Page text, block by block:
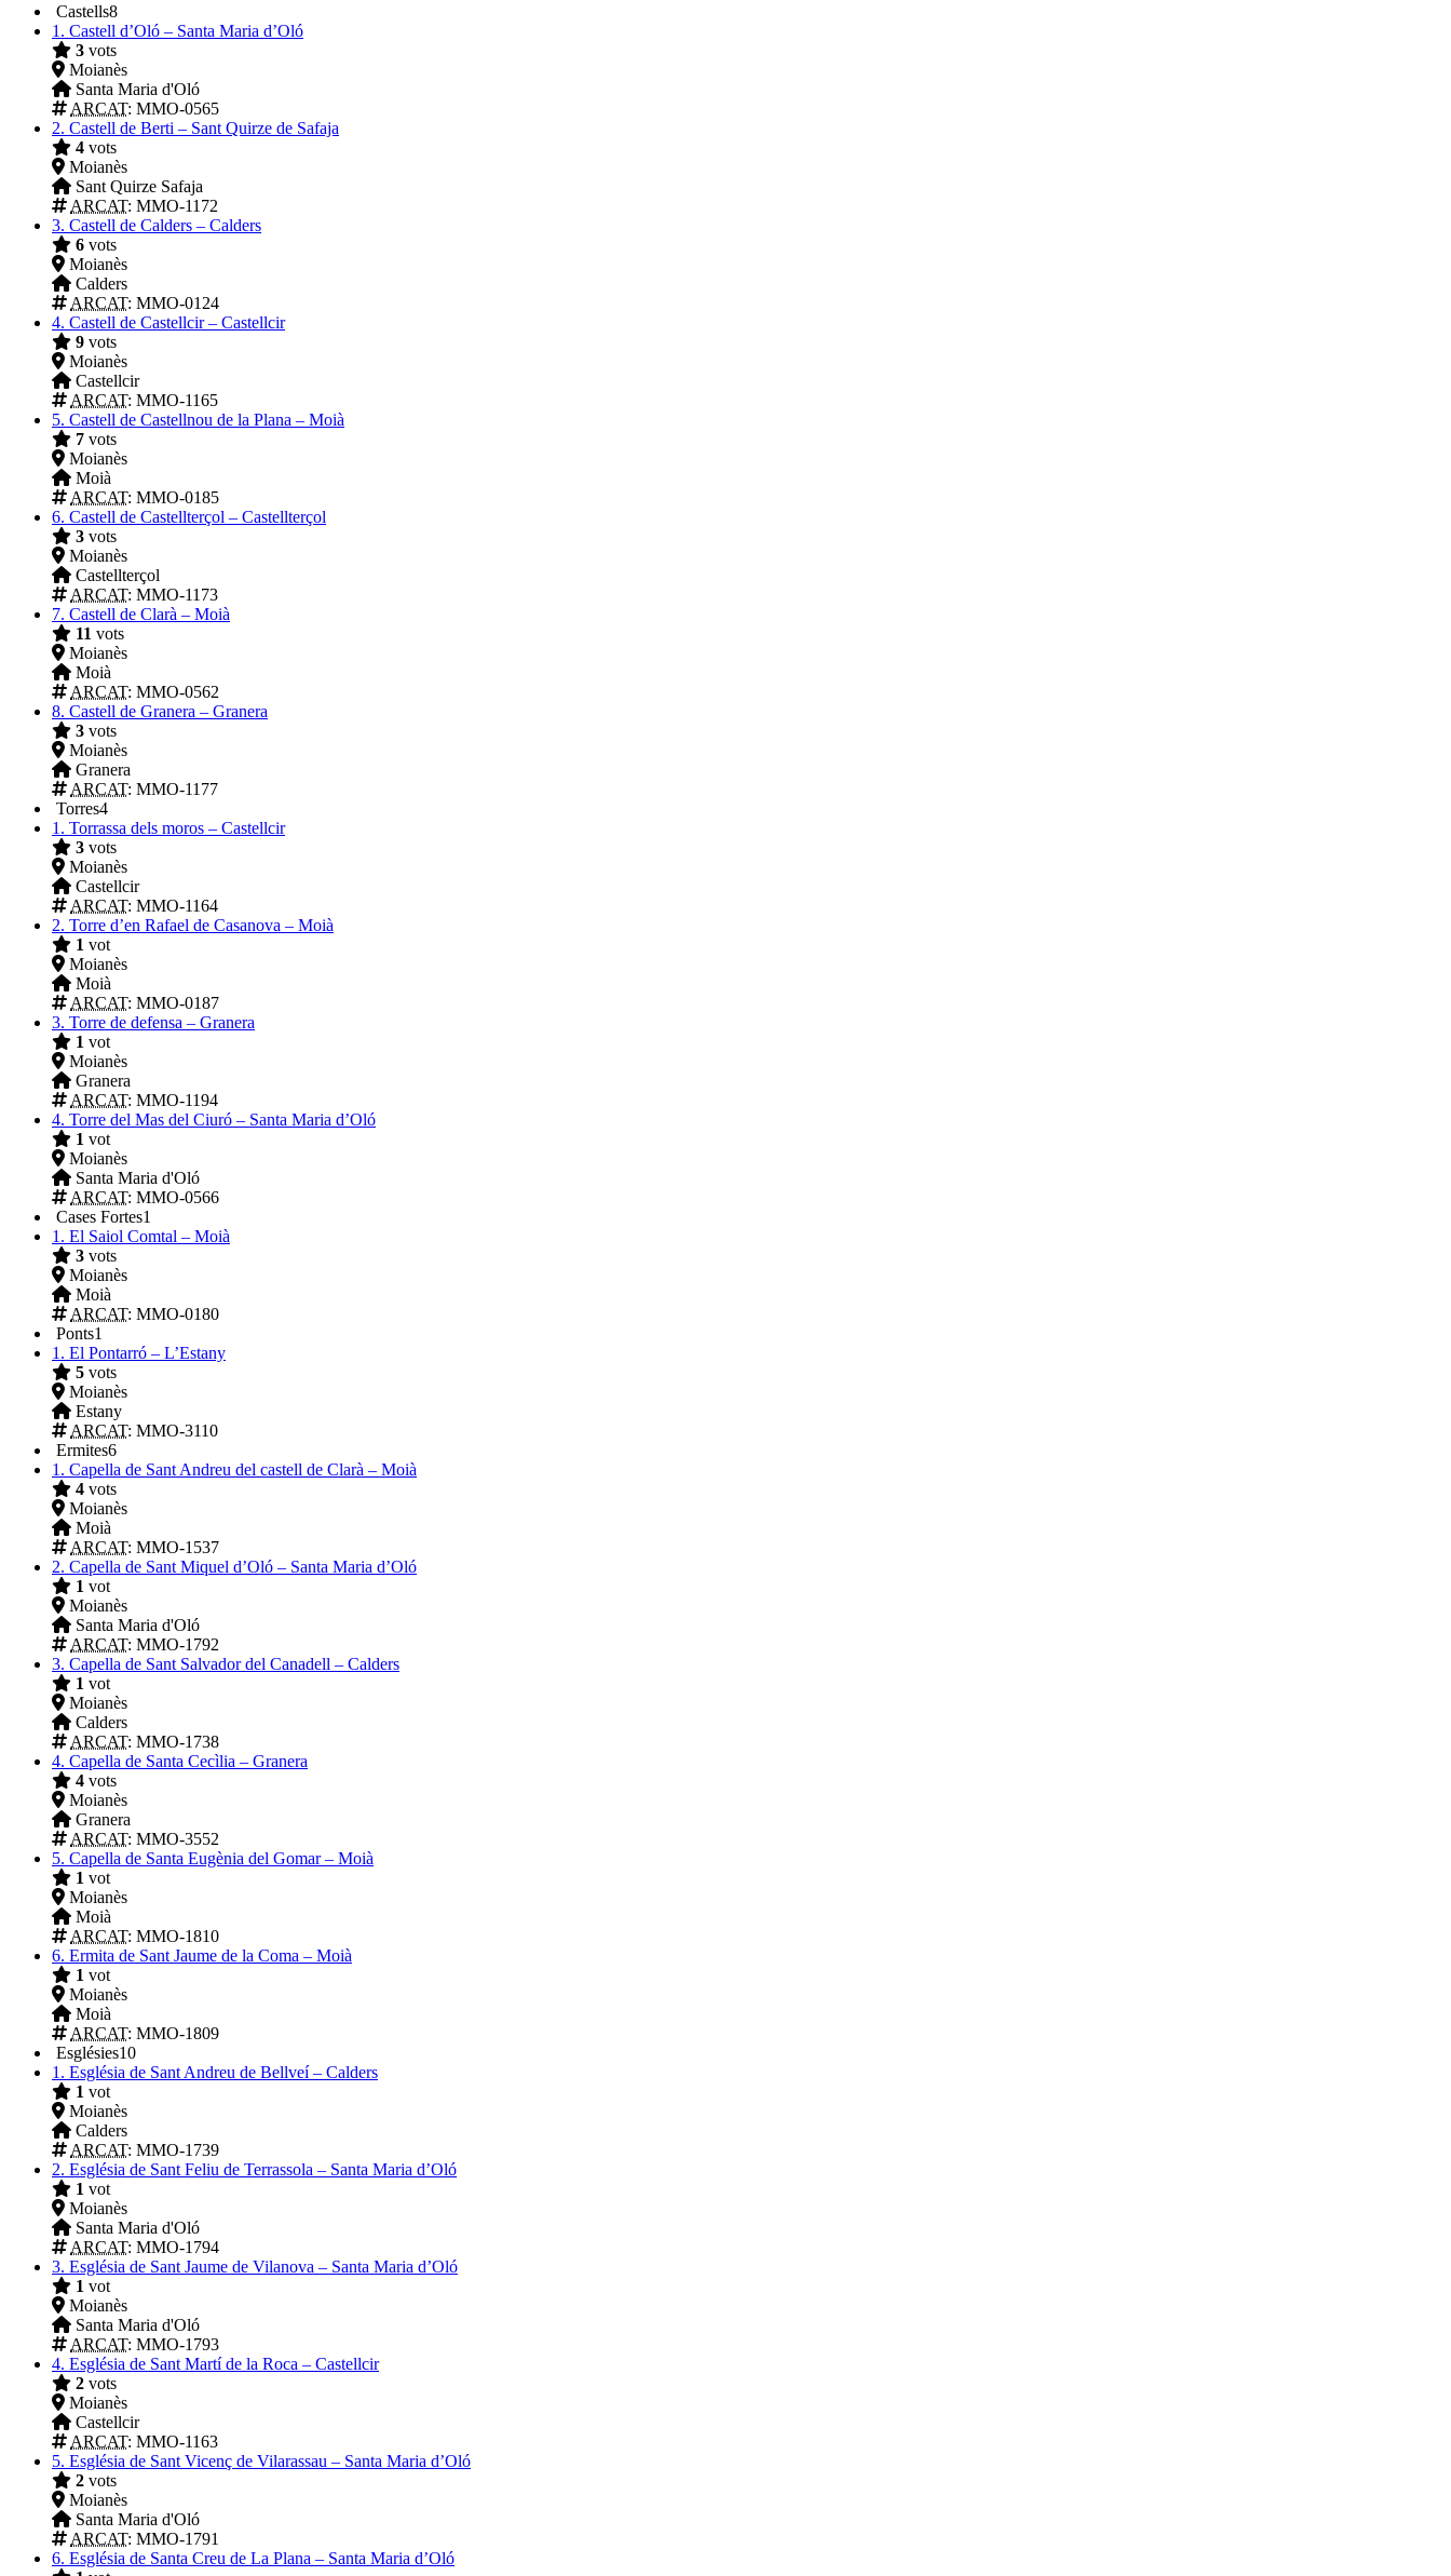
Castells8
1. Castell d’Oló – Santa Maria d’Oló
3 vots
Moianès
Santa Maria d'Oló
ARCAT: MMO-0565
2. Castell de Berti – Sant Quirze de Safaja
4 vots
Moianès
Sant Quirze Safaja
ARCAT: MMO-1172
3. Castell de Calders – Calders
6 vots
Moianès
Calders
ARCAT: MMO-0124
4. Castell de Castellcir – Castellcir
9 vots
Moianès
Castellcir
ARCAT: MMO-1165
5. Castell de Castellnou de la Plana – Moià
7 vots
Moianès
Moià
ARCAT: MMO-0185
6. Castell de Castellterçol – Castellterçol
3 vots
Moianès
Castellterçol
ARCAT: MMO-1173
7. Castell de Clarà – Moià
11 vots
Moianès
Moià
ARCAT: MMO-0562
8. Castell de Granera – Granera
3 vots
Moianès
Granera
ARCAT: MMO-1177
Torres4
1. Torrassa dels moros – Castellcir
3 vots
Moianès
Castellcir
ARCAT: MMO-1164
2. Torre d’en Rafael de Casanova – Moià
1 vot
Moianès
Moià
ARCAT: MMO-0187
3. Torre de defensa – Granera
1 vot
Moianès
Granera
ARCAT: MMO-1194
4. Torre del Mas del Ciuró – Santa Maria d’Oló
1 vot
Moianès
Santa Maria d'Oló
ARCAT: MMO-0566
Cases Fortes1
1. El Saiol Comtal – Moià
3 vots
Moianès
Moià
ARCAT: MMO-0180
Ponts1
1. El Pontarró – L’Estany
5 vots
Moianès
Estany
ARCAT: MMO-3110
Ermites6
1. Capella de Sant Andreu del castell de Clarà – Moià
4 vots
Moianès
Moià
ARCAT: MMO-1537
2. Capella de Sant Miquel d’Oló – Santa Maria d’Oló
1 vot
Moianès
Santa Maria d'Oló
ARCAT: MMO-1792
3. Capella de Sant Salvador del Canadell – Calders
1 vot
Moianès
Calders
ARCAT: MMO-1738
4. Capella de Santa Cecìlia – Granera
4 vots
Moianès
Granera
ARCAT: MMO-3552
5. Capella de Santa Eugènia del Gomar – Moià
1 vot
Moianès
Moià
ARCAT: MMO-1810
6. Ermita de Sant Jaume de la Coma – Moià
1 vot
Moianès
Moià
ARCAT: MMO-1809
Esglésies10
1. Església de Sant Andreu de Bellveí – Calders
1 vot
Moianès
Calders
ARCAT: MMO-1739
2. Església de Sant Feliu de Terrassola – Santa Maria d’Oló
1 vot
Moianès
Santa Maria d'Oló
ARCAT: MMO-1794
3. Església de Sant Jaume de Vilanova – Santa Maria d’Oló
1 vot
Moianès
Santa Maria d'Oló
ARCAT: MMO-1793
4. Església de Sant Martí de la Roca – Castellcir
2 vots
Moianès
Castellcir
ARCAT: MMO-1163
5. Església de Sant Vicenç de Vilarassau – Santa Maria d’Oló
2 vots
Moianès
Santa Maria d'Oló
ARCAT: MMO-1791
6. Església de Santa Creu de La Plana – Santa Maria d’Oló